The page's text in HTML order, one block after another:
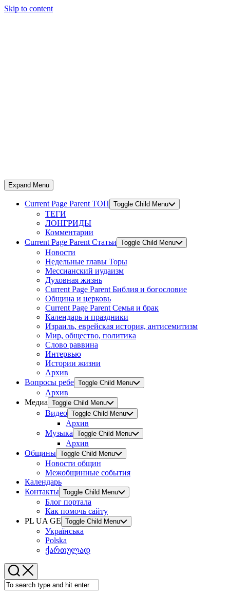
Skip to content
Expand Menu
Current Page Parent ТОП Toggle Child Menu
ТЕГИ
ЛОНГРИДЫ
Комментарии
Current Page Parent Статьи Toggle Child Menu
Новости
Недельные главы Торы
Мессианский иудаизм
Духовная жизнь
Current Page Parent Библия и богословие
Община и церковь
Current Page Parent Семья и брак
Календарь и праздники
Израиль, еврейская история, антисемитизм
Мир, общество, политика
Слово раввина
Интервью
Истории жизни
Архив
Вопросы ребе Toggle Child Menu
Архив
Медиа Toggle Child Menu
Видео Toggle Child Menu
Архив
Музыка Toggle Child Menu
Архив
Общины Toggle Child Menu
Новости общин
Межобщинные события
Календарь
Контакты Toggle Child Menu
Блог портала
Как помочь сайту
PL UA GE Toggle Child Menu
Українська
Polska
ქართულად